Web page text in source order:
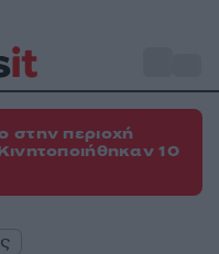
στην περιοχή
10